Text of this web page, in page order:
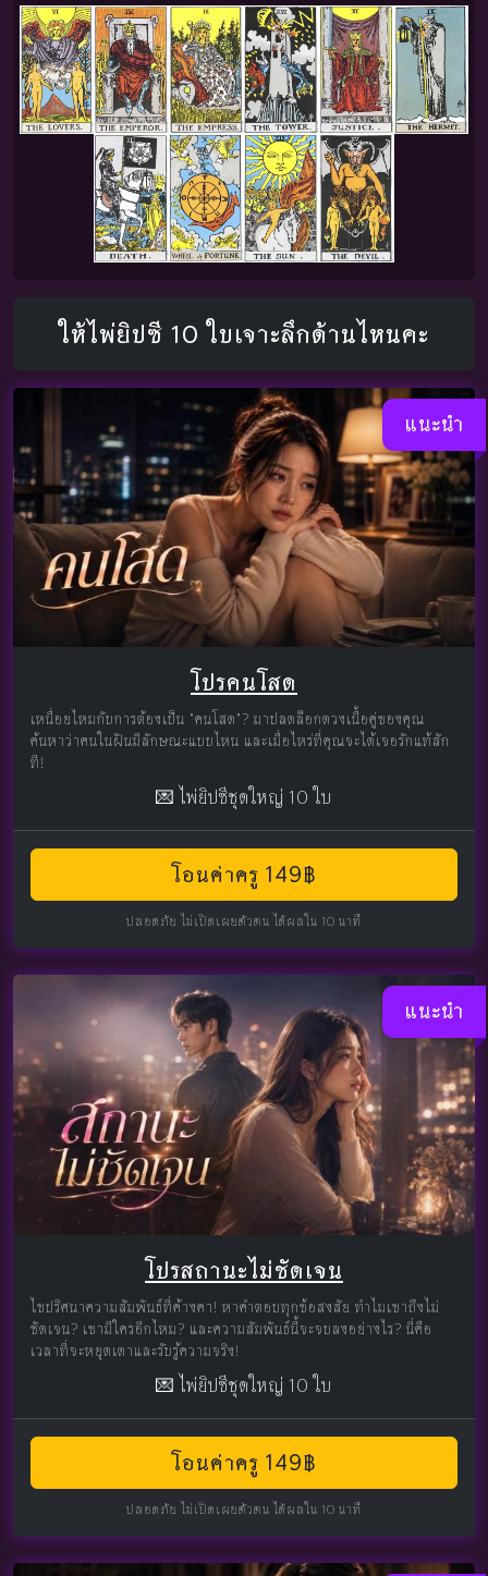
ให้ไพ่ยิปซี 10 ใบเจาะลึกด้านไหนคะ
แนะนำ
โปรคนโสด
เหนื่อยไหมกับการต้องเป็น "คนโสด"? มาปลดล็อกดวงเนื้อคู่ของคุณ
ค้นหาว่าคนในฝันมีลักษณะแบบไหน และเมื่อไหร่ที่คุณจะได้เจอรักแท้สัก
ที!
💌 ไพ่ยิปซีชุดใหญ่ 10 ใบ
โอนค่าครู 149฿
ปลอดภัย ไม่เปิดเผยตัวตน ได้ผลใน 10 นาที
แนะนำ
โปรสถานะไม่ชัดเจน
ไขปริศนาความสัมพันธ์ที่ค้างคา! หาคำตอบทุกข้อสงสัย ทำไมเขาถึงไม่
ชัดเจน? เขามีใครอีกไหม? และความสัมพันธ์นี้จะจบลงอย่างไร? นี่คือ
เวลาที่จะหยุดเดาและรับรู้ความจริง!
💌 ไพ่ยิปซีชุดใหญ่ 10 ใบ
โอนค่าครู 149฿
ปลอดภัย ไม่เปิดเผยตัวตน ได้ผลใน 10 นาที